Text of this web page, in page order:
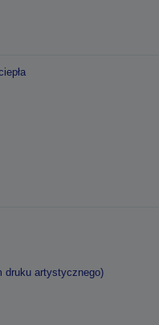
druku artystycznego)